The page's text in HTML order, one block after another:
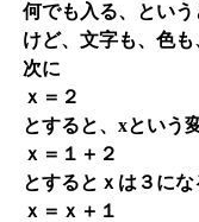
何でも入る、とい
けど、文字も、色も
次に
ｘ＝２
とすると、xという
ｘ＝１＋２
とするとｘは３にな
ｘ＝ｘ＋１